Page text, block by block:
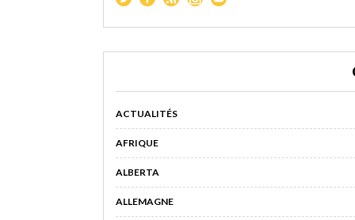
ACTUALITÉS
AFRIQUE
ALBERTA
ALLEMAGNE